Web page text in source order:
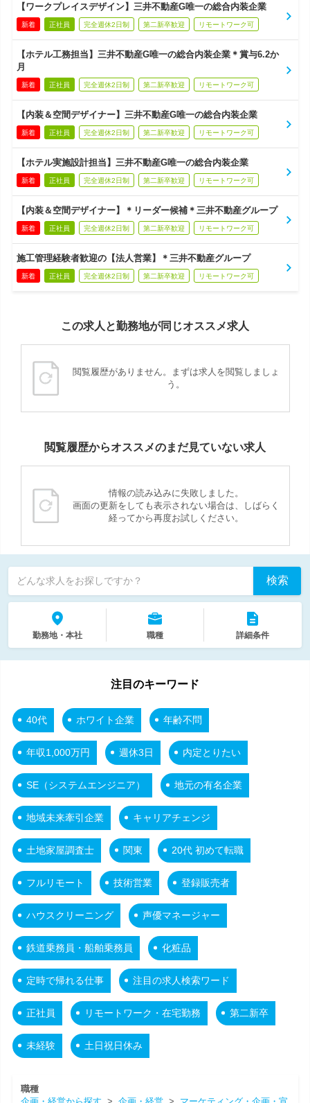
【ワークプレイスデザイン】三井不動産G唯一の総合内装企業
新着 正社員 完全週休2日制 第二新卒歓迎 リモートワーク可
【ホテル工務担当】三井不動産G唯一の総合内装企業＊賞与6.2か
月
新着 正社員 完全週休2日制 第二新卒歓迎 リモートワーク可
【内装＆空間デザイナー】三井不動産G唯一の総合内装企業
新着 正社員 完全週休2日制 第二新卒歓迎 リモートワーク可
【ホテル実施設計担当】三井不動産G唯一の総合内装企業
新着 正社員 完全週休2日制 第二新卒歓迎 リモートワーク可
【内装＆空間デザイナー】＊リーダー候補＊三井不動産グループ
新着 正社員 完全週休2日制 第二新卒歓迎 リモートワーク可
施工管理経験者歓迎の【法人営業】＊三井不動産グループ
新着 正社員 完全週休2日制 第二新卒歓迎 リモートワーク可
この求人と勤務地が同じオススメ求人
閲覧履歴がありません。まずは求人を閲覧しましょ
う。
閲覧履歴からオススメのまだ見ていない求人
情報の読み込みに失敗しました。
画面の更新をしても表示されない場合は、しばらく
経ってから再度お試しください。
どんな求人をお探しですか？ 検索
勤務地・本社 職種 詳細条件
注目のキーワード
40代 ホワイト企業 年齢不問
年収1,000万円 週休3日 内定とりたい
SE（システムエンジニア） 地元の有名企業
地域未来牽引企業 キャリアチェンジ
土地家屋調査士 関東 20代 初めて転職
フルリモート 技術営業 登録販売者
ハウスクリーニング 声優マネージャー
鉄道乗務員・船舶乗務員 化粧品
定時で帰れる仕事 注目の求人検索ワード
正社員 リモートワーク・在宅勤務 第二新卒
未経験 土日祝日休み
職種
企画・経営から探す > 企画・経営> マーケティング・企画・宣